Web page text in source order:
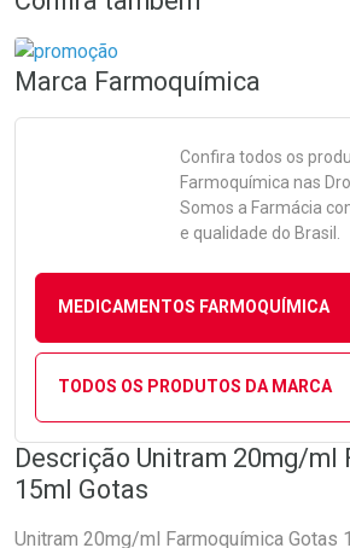
Marca Farmoquímica
Confira todos os
Farmoquímica nas
Somos a Farmácia
e qualidade do Brasil.
MEDICAMENTOS FARMOQUÍMICA
TODOS OS PRODUTOS DA MARCA
Descrição Unitram 20mg/ml
15ml Gotas
Unitram 20mg/ml Farmoquímica Gotas